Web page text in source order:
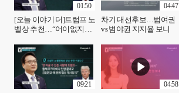
[오늘 이야기 더]트럼프 노
벨상 추천…“어이없지만
01:50
차기 대선후보…범여권
vs 범야권 지지율 보니
04:47
09:21 04:58